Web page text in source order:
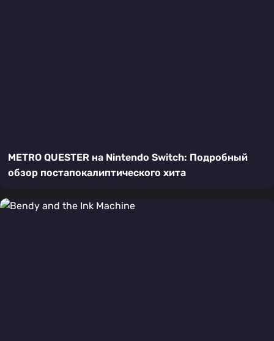
METRO QUESTER на Nintendo Switch: Подробный
обзор постапокалиптического хита